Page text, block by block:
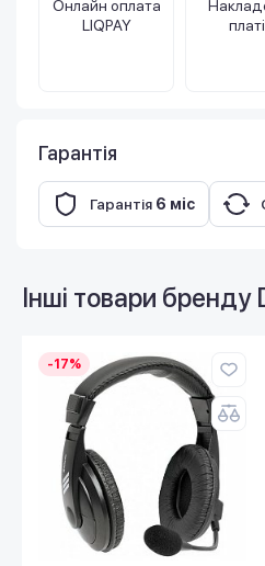
Онлайн оплата
LIQPAY
Гарантія
Гарантія 6 міс
Інші товари бренду
-17%